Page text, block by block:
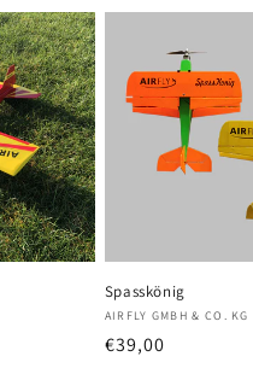
Spasskönig
Anbieter:
AIRFLY GMBH & CO. KG
Normaler
€39,00